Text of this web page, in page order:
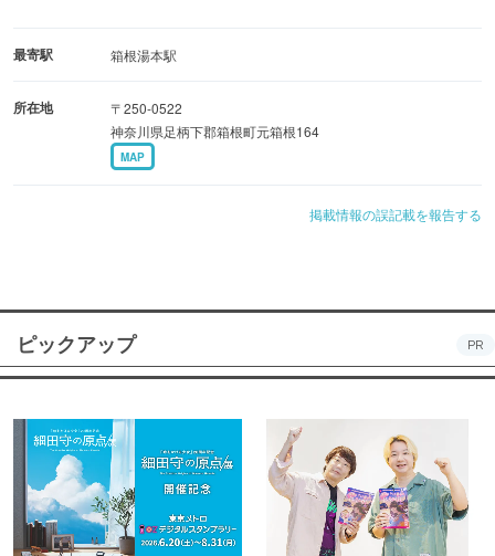
最寄駅 箱根湯本駅
所在地
〒250-0522
神奈川県足柄下郡箱根町元箱根164
MAP
掲載情報の誤記載を報告する
ピックアップ PR